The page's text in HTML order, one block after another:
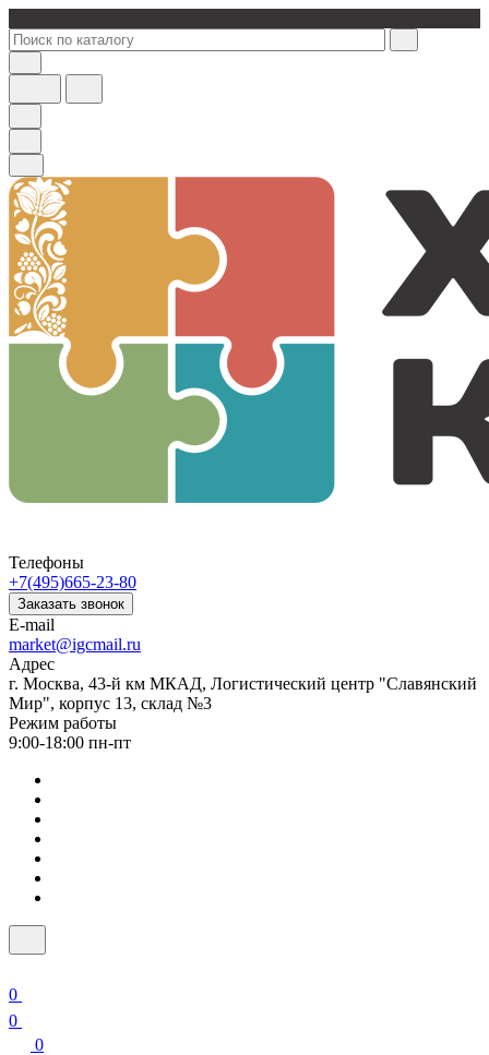
Телефоны
+7(495)665-23-80
Заказать звонок
E-mail
market@igcmail.ru
Адрес
г. Москва, 43-й км МКАД, Логистический центр "Славянский
Мир", корпус 13, склад №3
Режим работы
9:00-18:00 пн-пт
0
0
0